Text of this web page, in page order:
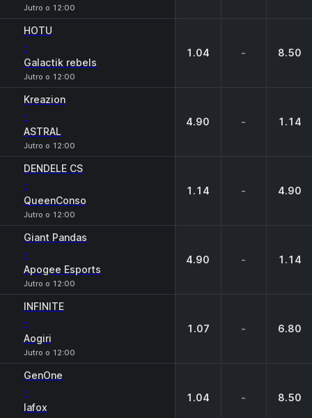
Jutro o 12:00
HOTU
-
Galactik rebels
Jutro o 12:00
1.04 - 8.50
Kreazion
-
ASTRAL
Jutro o 12:00
4.90 - 1.14
DENDELE CS
-
QueenConso
Jutro o 12:00
1.14 - 4.90
Giant Pandas
-
Apogee Esports
Jutro o 12:00
4.90 - 1.14
INFINITE
-
Aogiri
Jutro o 12:00
1.07 - 6.80
GenOne
-
lafox
1.04 - 8.50